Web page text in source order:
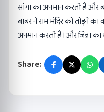
सांगा का अपमान करती है और
बाबर ने राम मंदिर को तोड़ने
अपमान करती है। और जिन्ना
Share: